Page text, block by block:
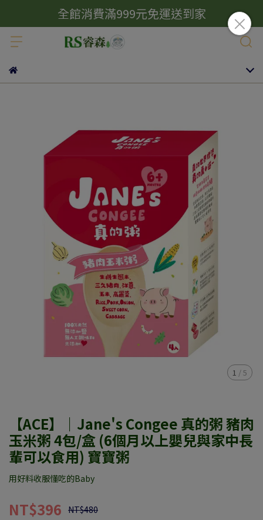
全館消費滿999元免運送到家
1 /5
【ACE】｜Jane's Congee 真的粥 豬肉
玉米粥 4包/盒 (6個月以上嬰兒與家中長
輩可以食用) 寶寶粥
用好料收服懂吃的Baby
NT$396 NT$480